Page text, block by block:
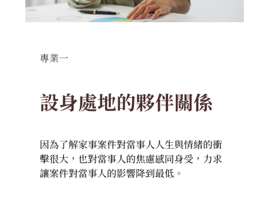
專業一
設身處地的夥伴關係
因為了解家事案件對當事人人生與情緒的衝
擊很大，也對當事人的焦慮感同身受，力求
讓案件對當事人的影響降到最低。